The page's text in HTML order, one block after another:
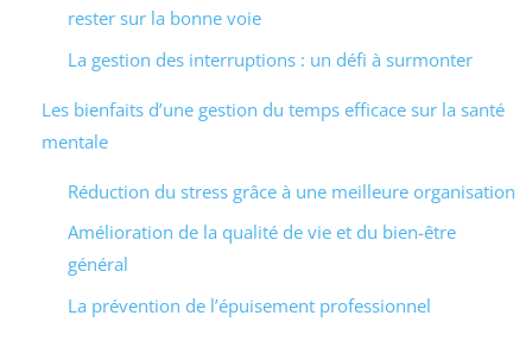
rester sur la bonne voie
La gestion des interruptions : un défi à surmonter
Les bienfaits d’une gestion du temps efficace sur la santé
mentale
Réduction du stress grâce à une meilleure organisation
Amélioration de la qualité de vie et du bien-être
général
La prévention de l’épuisement professionnel